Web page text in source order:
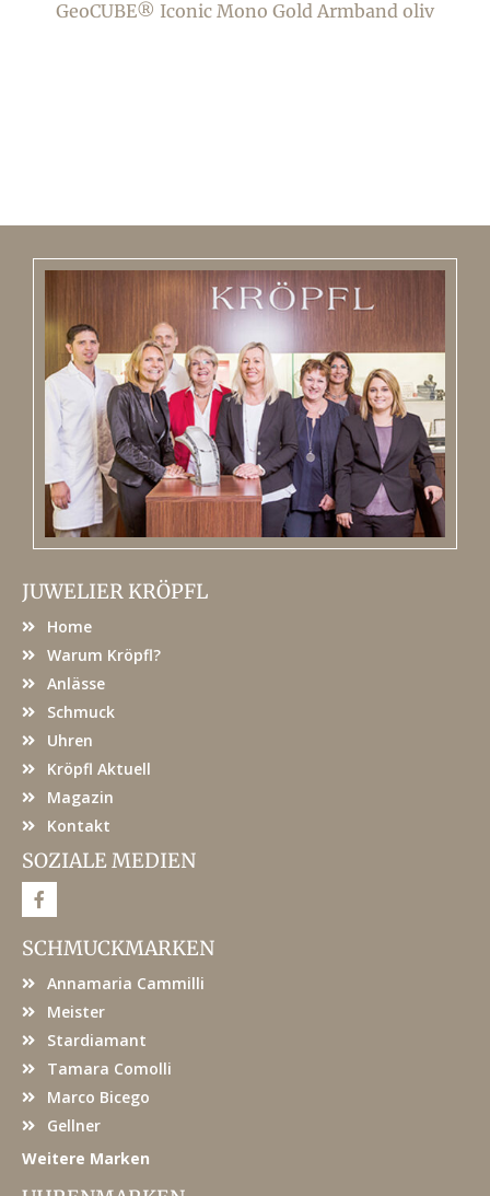
GeoCUBE® Iconic Mono Gold Armband oliv
JUWELIER KRÖPFL
Home
Warum Kröpfl?
Anlässe
Schmuck
Uhren
Kröpfl Aktuell
Magazin
Kontakt
SOZIALE MEDIEN
F
a
e
b
o
SCHMUCKMARKEN
Annamaria Cammilli
Meister
Stardiamant
Tamara Comolli
Marco Bicego
Gellner
Weitere Marken